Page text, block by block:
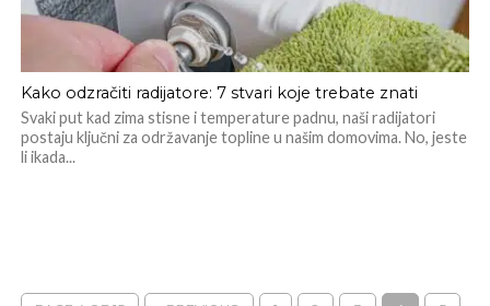
Kako odzračiti radijatore: 7 stvari koje trebate znati
Svaki put kad zima stisne i temperature padnu, naši radijatori
postaju ključni za održavanje topline u našim domovima. No, jeste
li ikada...